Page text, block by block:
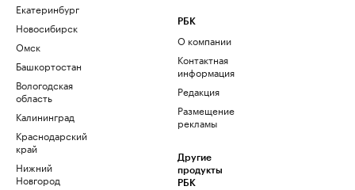
Екатеринбург
Новосибирск
Омск
Башкортостан
Вологодская
область
Калининград
Краснодарский
край
Нижний
Новгород
РБК
О компании
Контактная
информация
Редакция
Размещение
рекламы
Другие
продукты
РБК